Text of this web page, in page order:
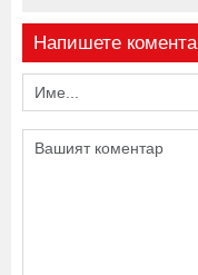
Напишете коментар